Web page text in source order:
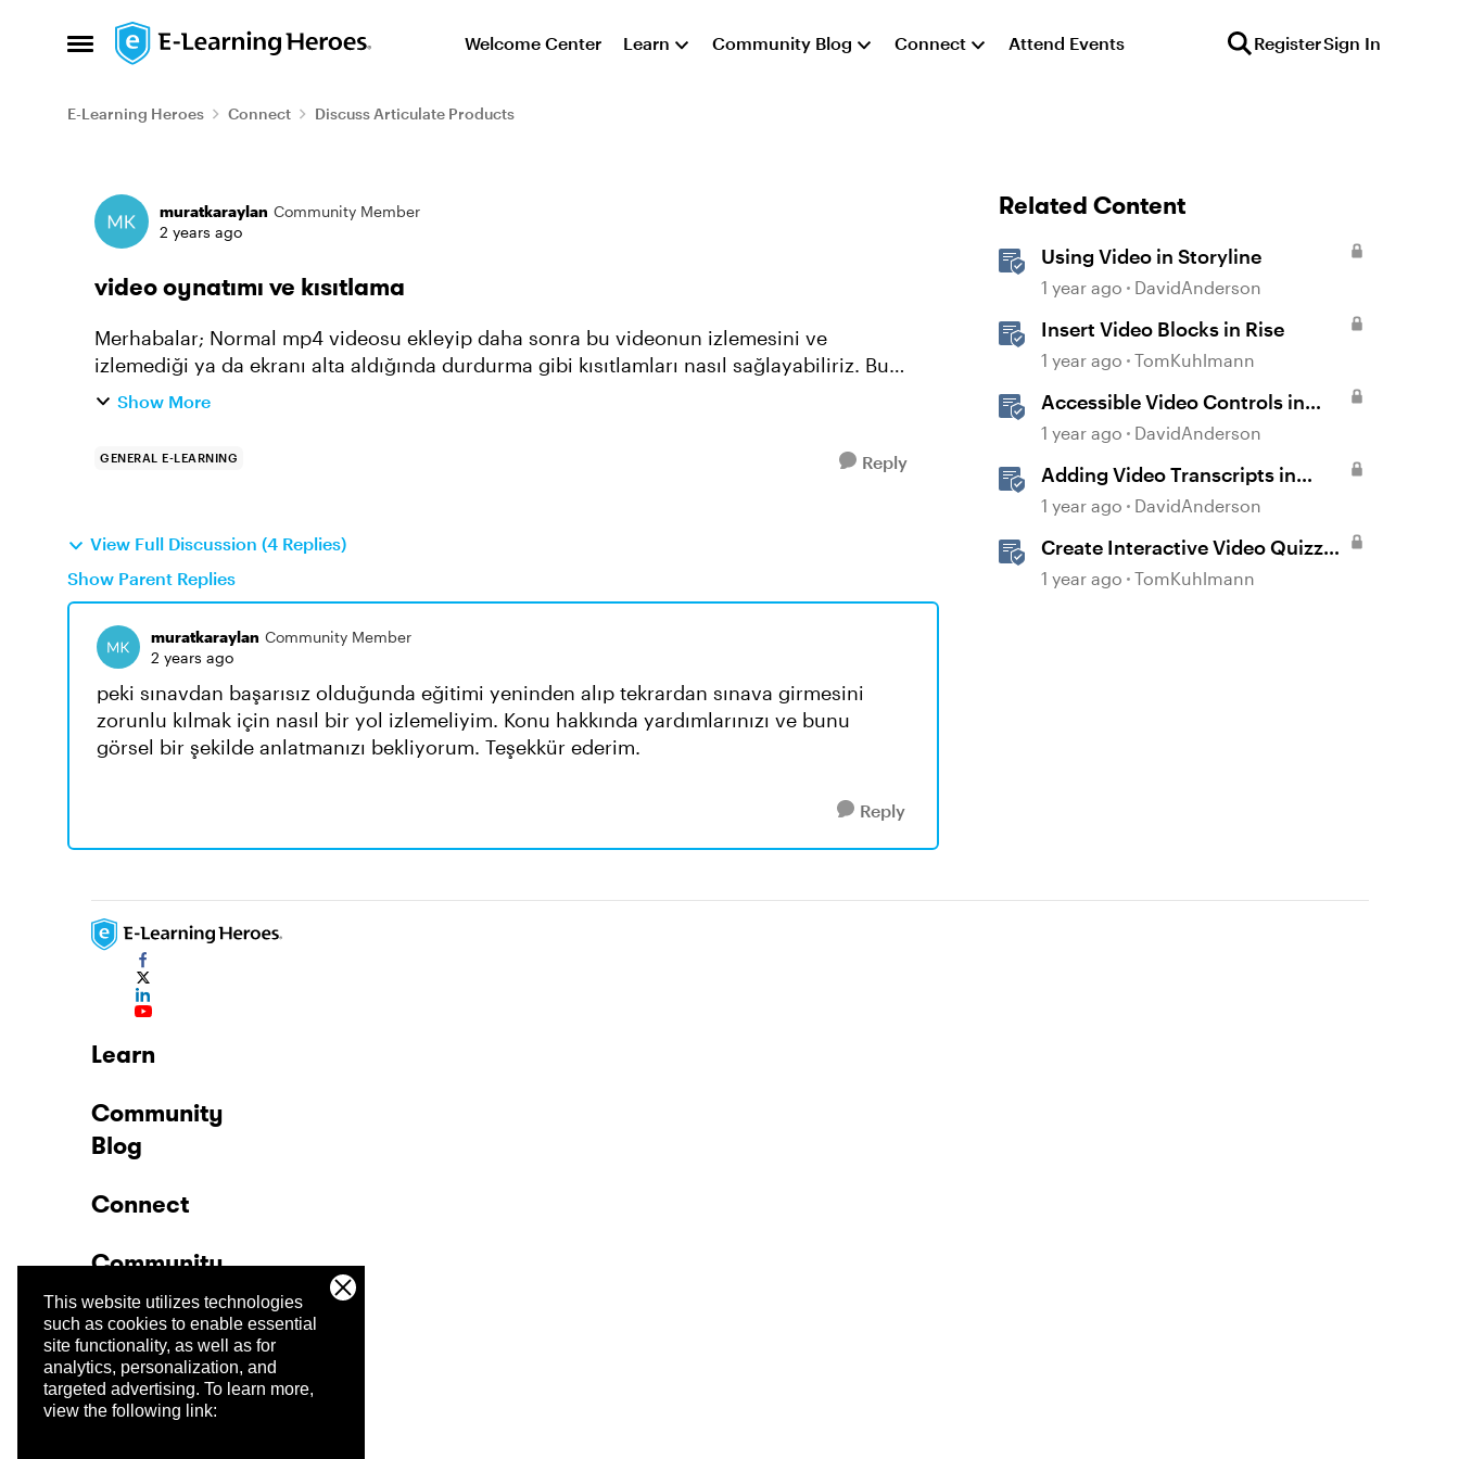
This website utilizes technologies
such as cookies to enable essential
site functionality, as well as for
analytics, personalization, and
targeted advertising. To learn more,
view the following link:
Open Side Menu
Skip to content Welcome Center Learn Community Blog Connect Attend Events RegisterSign In
E-Learning Heroes Connect Discuss Articulate Products
Forum Discussion
muratkaraylan Community Member
2 years ago
video oynatımı ve kısıtlama
Merhabalar; Normal mp4 videosu ekleyip daha sonra bu videonun izlemesini ve
izlemediği ya da ekranı alta aldığında durdurma gibi kısıtlamları nasıl sağlayabiliriz. Bu
sağlayımı yaptıktan sonra ken...
Show More
GENERAL E-LEARNING Reply
View Full Discussion (4 Replies)
Show Parent Replies
muratkaraylan Community Member
2 years ago
peki sınavdan başarısız olduğunda eğitimi yeninden alıp tekrardan sınava girmesini
zorunlu kılmak için nasıl bir yol izlemeliyim. Konu hakkında yardımlarınızı ve bunu
görsel bir şekilde anlatmanızı bekliyorum. Teşekkür ederim.
Reply
Related Content
Using Video in Storyline
1 year ago DavidAnderson
Insert Video Blocks in Rise
1 year ago TomKuhlmann
Accessible Video Controls in
Storyline
1 year ago DavidAnderson
Adding Video Transcripts in
Storyline
1 year ago DavidAnderson
Create Interactive Video Quizzes
with Storyline 360
1 year ago TomKuhlmann
Learn
Community
Blog
Connect
Community
Company
Trust Center